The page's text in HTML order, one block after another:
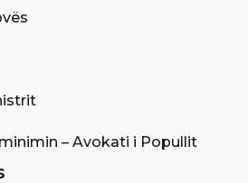
– Avokati i Popullit